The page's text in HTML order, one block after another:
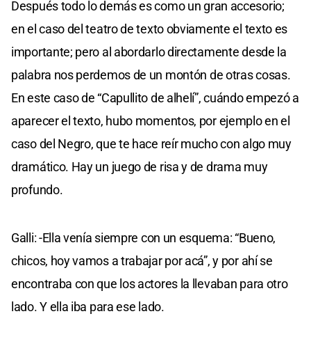
Después todo lo demás es como un gran accesorio;
en el caso del teatro de texto obviamente el texto es
importante; pero al abordarlo directamente desde la
palabra nos perdemos de un montón de otras cosas.
En este caso de “Capullito de alhelí”, cuándo empezó a
aparecer el texto, hubo momentos, por ejemplo en el
caso del Negro, que te hace reír mucho con algo muy
dramático. Hay un juego de risa y de drama muy
profundo.
Galli: -Ella venía siempre con un esquema: “Bueno,
chicos, hoy vamos a trabajar por acá”, y por ahí se
encontraba con que los actores la llevaban para otro
lado. Y ella iba para ese lado.